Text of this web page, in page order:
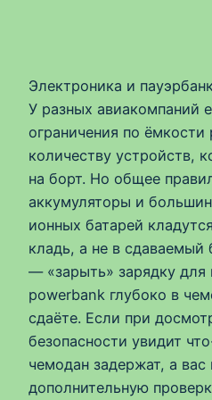
Электроника и
У разных авиакомпаний
ограничения по ёмкости
количеству устройств,
на борт. Но общее
аккумуляторы и
ионных батарей
кладь, а не в сдаваемый
— «зарыть» зарядку для
powerbank глубоко в
сдаёте. Если при
безопасности увидит
чемодан задержат, а вас
дополнительную